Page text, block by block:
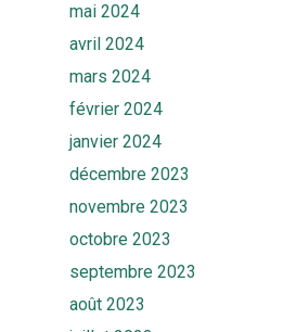
mai 2024
avril 2024
mars 2024
février 2024
janvier 2024
décembre 2023
novembre 2023
octobre 2023
septembre 2023
août 2023